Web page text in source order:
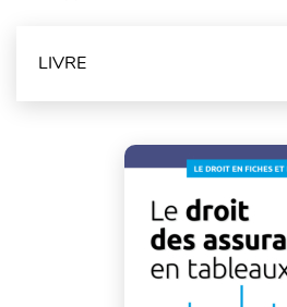
LIVRE